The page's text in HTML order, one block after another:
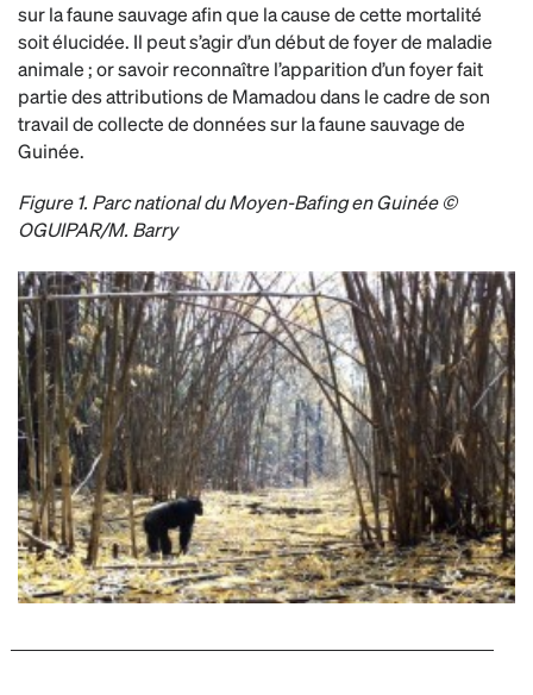
sur la faune sauvage afin que la cause de cette mortalité
soit élucidée. Il peut s’agir d’un début de foyer de maladie
animale ; or savoir reconnaître l’apparition d’un foyer fait
partie des attributions de Mamadou dans le cadre de son
travail de collecte de données sur la faune sauvage de
Guinée.
Figure 1. Parc national du Moyen-Bafing en Guinée ©
OGUIPAR/M. Barry